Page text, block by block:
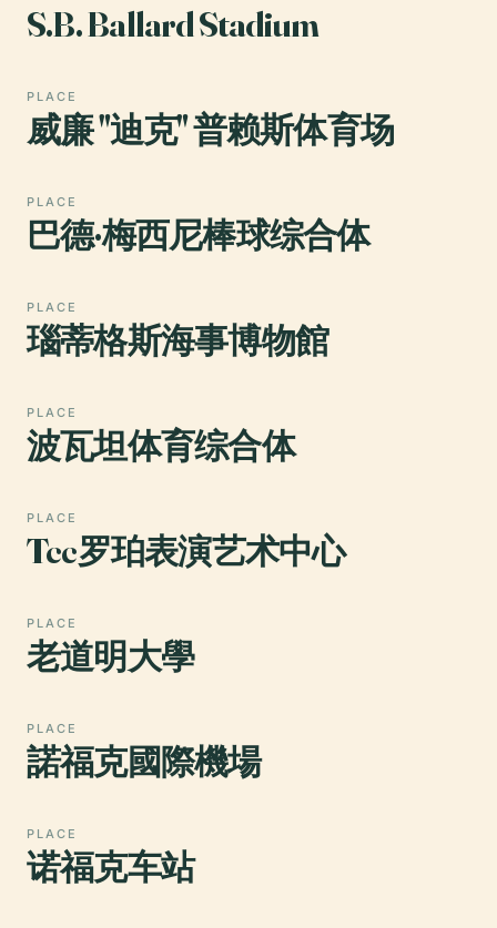
S.B. Ballard Stadium
PLACE
威廉 "迪克" 普赖斯体育场
PLACE
巴德·梅西尼棒球综合体
PLACE
瑙蒂格斯海事博物館
PLACE
波瓦坦体育综合体
PLACE
Tcc罗珀表演艺术中心
PLACE
老道明大學
PLACE
諾福克國際機場
PLACE
诺福克车站